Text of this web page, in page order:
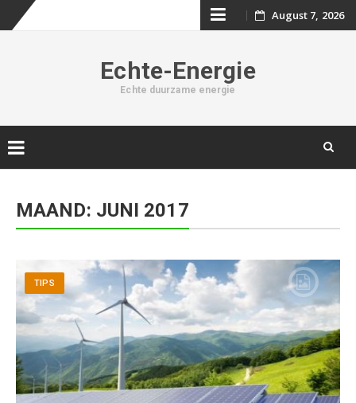
Skip
content
August 7, 2026
Echte-Energie
Echte duurzame energie
content
MAAND: JUNI 2017
TIPS